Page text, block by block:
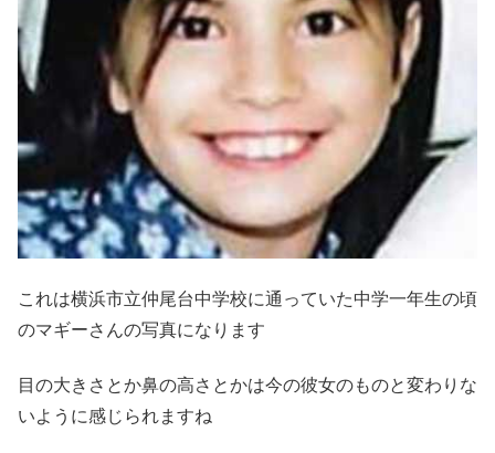
これは横浜市立仲尾台中学校に通っていた中学一年生の頃
のマギーさんの写真になります
目の大きさとか鼻の高さとかは今の彼女のものと変わりな
いように感じられますね